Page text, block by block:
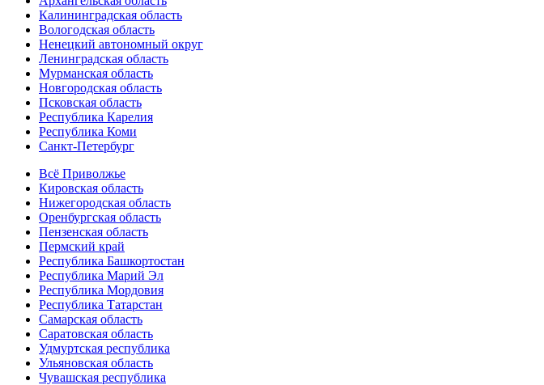
Калининградская область
Вологодская область
Ненецкий автономный округ
Ленинградская область
Мурманская область
Новгородская область
Псковская область
Республика Карелия
Республика Коми
Санкт-Петербург
Всё Приволжье
Кировская область
Нижегородская область
Оренбургская область
Пензенская область
Пермский край
Республика Башкортостан
Республика Марий Эл
Республика Мордовия
Республика Татарстан
Самарская область
Саратовская область
Удмуртская республика
Ульяновская область
Чувашская республика